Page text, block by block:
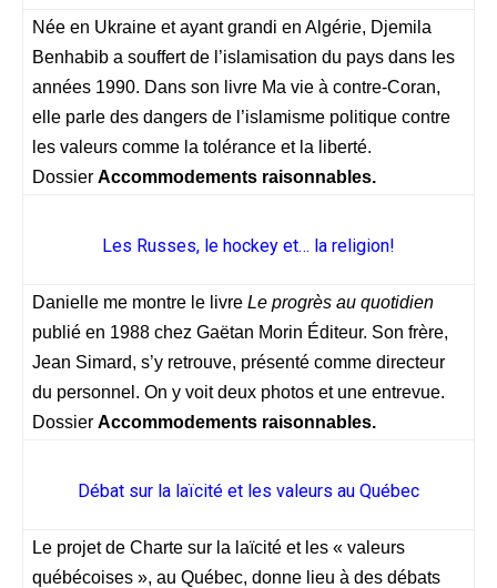
Née en Ukraine et ayant grandi en Algérie, Djemila
Benhabib a souffert de l’islamisation du pays dans les
années 1990. Dans son livre Ma vie à contre-Coran,
elle parle des dangers de l’islamisme politique contre
les valeurs comme la tolérance et la liberté.
Dossier Accommodements raisonnables.
Les Russes, le hockey et… la religion!
Danielle me montre le livre Le progrès au quotidien
publié en 1988 chez Gaëtan Morin Éditeur. Son frère,
Jean Simard, s’y retrouve, présenté comme directeur
du personnel. On y voit deux photos et une entrevue.
Dossier Accommodements raisonnables.
Débat sur la laïcité et les valeurs au Québec
Le projet de Charte sur la laïcité et les « valeurs
québécoises », au Québec, donne lieu à des débats